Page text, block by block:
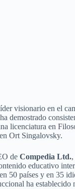
visionario en el
demostrado
licenciatura en
Ort Singalovsky.
deCompedia Ltd.
educativo
50 países y en 35
ha establecido